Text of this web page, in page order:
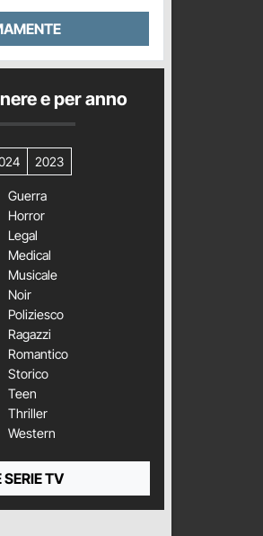
e per anno
2023
Guerra
Horror
Legal
Medical
Musicale
Noir
Poliziesco
Ragazzi
Romantico
Storico
Teen
Thriller
Western
TV